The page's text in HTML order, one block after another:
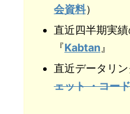
会資料）
直近四半期実
『Kabtan 』
直近データリ
ェット ・コード